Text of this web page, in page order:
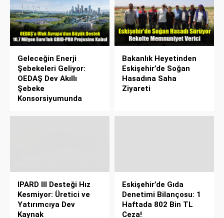
Geleceğin Enerji
Şebekeleri Geliyor:
OEDAŞ Dev Akıllı
Şebeke
Konsorsiyumunda
Bakanlık Heyetinden
Eskişehir’de Soğan
Hasadına Saha
Ziyareti
IPARD III Desteği Hız
Kesmiyor: Üretici ve
Yatırımcıya Dev
Kaynak
Eskişehir’de Gıda
Denetimi Bilançosu: 1
Haftada 802 Bin TL
Ceza!